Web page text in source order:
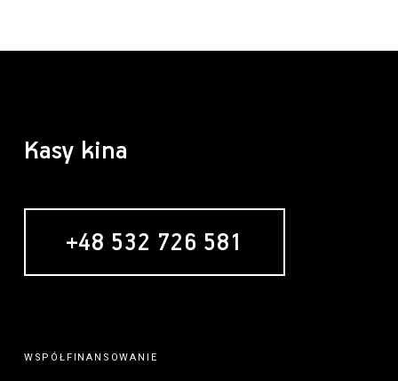
Kasy kina
+48 532 726 581
WSPÓŁFINANSOWANIE